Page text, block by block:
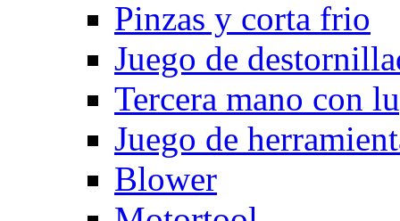
Pinzas y corta frio
Juego de
Tercera mano con
Juego de
Blower